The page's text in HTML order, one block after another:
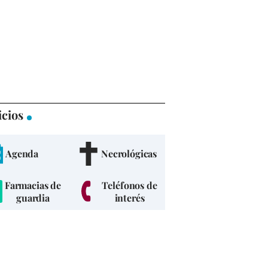
Agenda Necrológicas
Farmacias de
guardia
Teléfonos de
interés